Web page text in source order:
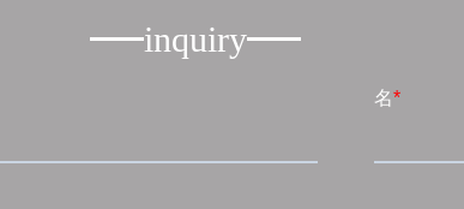
inquiry